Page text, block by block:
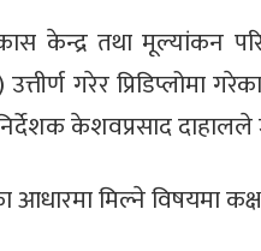
केन्द्र तथा
उत्तीर्ण गरेर
केशवप्रसाद दाहालले
आधारमा मिल्ने विषयमा